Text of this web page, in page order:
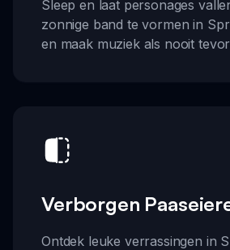
Sleep en laat personages
zonnige band te vormen in
en maak muziek als nooit
Verborgen
Ontdek leuke verrassingen in